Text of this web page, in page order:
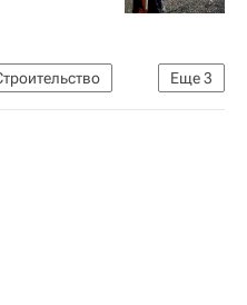
Еще3